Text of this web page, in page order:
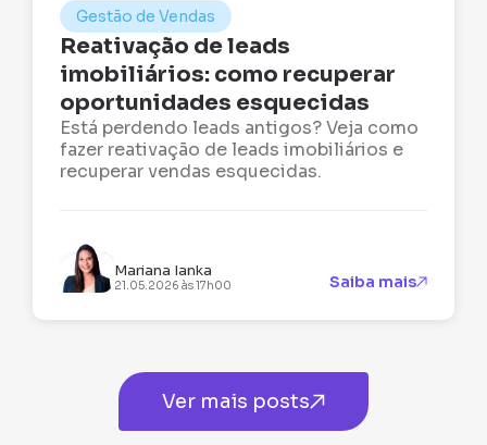
Gestão de Vendas
Reativação de leads
imobiliários: como recuperar
oportunidades esquecidas
Está perdendo leads antigos? Veja como
fazer reativação de leads imobiliários e
recuperar vendas esquecidas.
Mariana Ianka
21.05.2026 às 17h00 Saiba mais
Ver mais posts